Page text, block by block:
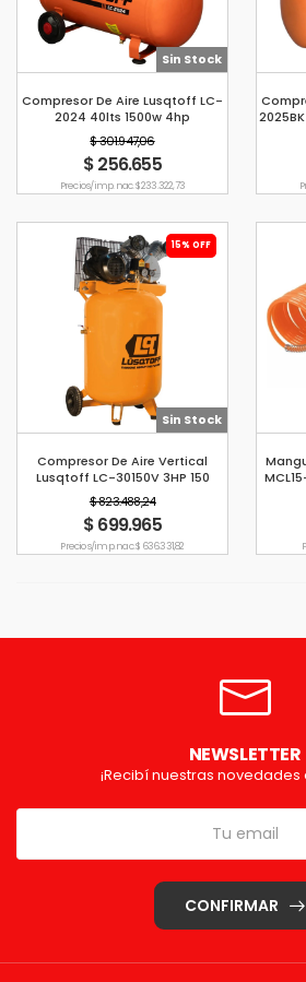
Sin Stock
Compresor De Aire Lusqtoff LC-
2024 40lts 1500w 4hp
$ 301.947,06
$ 256.655
Precio s/imp. nac. $ 233.322,73
15% OFF
Sin Stock
Compresor De Aire Vertical
Lusqtoff LC-30150V 3HP 150
Litros 220V
$ 823.488,24
$ 699.965
Precio s/imp. nac. $ 636.331,82
NEWSLETTER
¡Recibí nuestras novedades
CONFIRMAR